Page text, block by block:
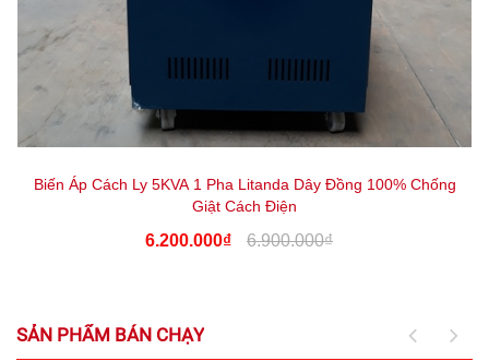
Biến Áp Cách Ly 5KVA 1 Pha Litanda Dây Đồng 100% Chống
Giật Cách Điện
6.200.000₫ 6.900.000₫
SẢN PHẨM BÁN CHẠY